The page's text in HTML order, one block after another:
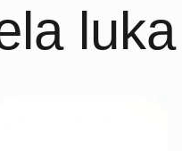
luka